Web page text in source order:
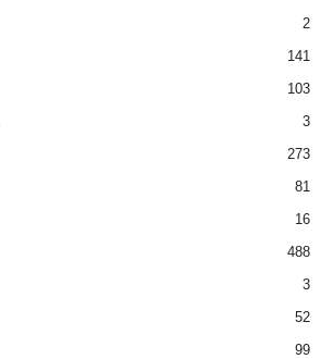
2
141
103
3
273
81
16
488
3
52
99